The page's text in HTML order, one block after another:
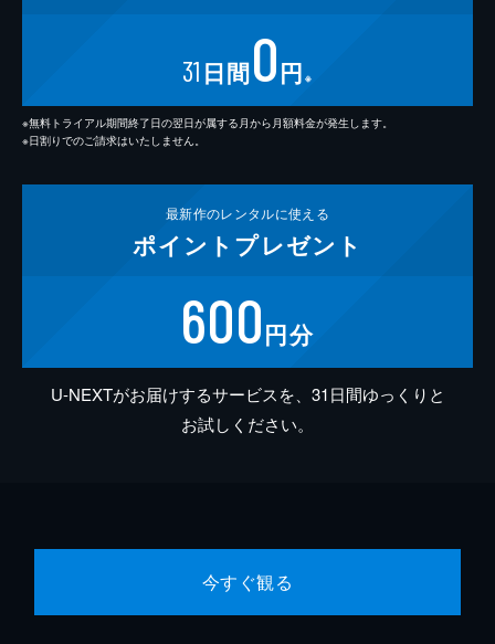
31 日間0円 ※
※無料トライアル期間終了日の翌日が属する月から月額料金が発生します。
※日割りでのご請求はいたしません。
最新作のレンタルに使える
ポイント プレゼント
600円分
U-NEXTがお届けするサービスを、31日間ゆっくりと
お試しください。
今すぐ観る